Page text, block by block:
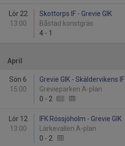
Lör 22
13:00
Skottorps IF - Grevie GIK
Båstad konstgräs
4 - 1
April
Sön 6
15:00
Grevie GIK - Skäldervikens IF
Grevieparken A-plan
0 - 2
Lör 12
13:00
IFK Rössjöholm - Grevie GIK
Lärkevallen A-plan
0 - 2